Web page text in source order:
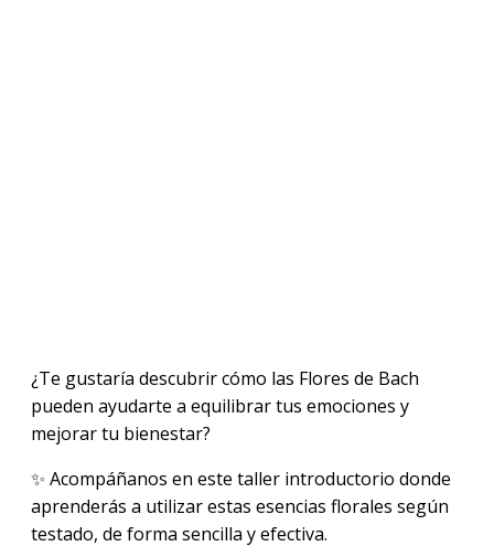
¿Te gustaría descubrir cómo las Flores de Bach
pueden ayudarte a equilibrar tus emociones y
mejorar tu bienestar?
✨ Acompáñanos en este taller introductorio donde
aprenderás a utilizar estas esencias florales según
testado, de forma sencilla y efectiva.